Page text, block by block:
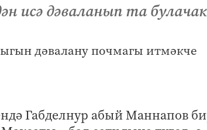
исә дәваланып та
Габделнур абый Маннапов